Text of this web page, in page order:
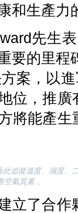
和生產力
先生
要的里
案，以
位，推
將能產
追蹤溫度、濕度、
氣質素 。
立了合